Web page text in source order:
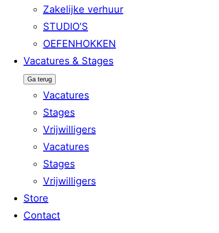
Zakelijke verhuur
STUDIO’S
OEFENHOKKEN
Vacatures & Stages
Ga terug
Vacatures
Stages
Vrijwilligers
Vacatures
Stages
Vrijwilligers
Store
Contact